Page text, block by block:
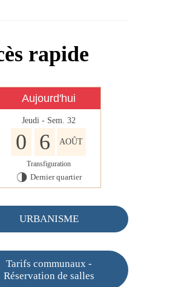
rapide
Aujourd'hui
Jeudi - Sem. 32
0 6 AOÛT
Transfiguration
T Dernier quartier
URBANISME
Tarifs communaux -
Réservation de salles